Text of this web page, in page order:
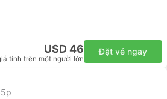
USD 46
tính trên một người lớn
Đặt vé ngay